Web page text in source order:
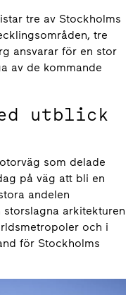
tre av Stockholms
tre
ansvarar för en stor
av de kommande
utblick
som delade
på väg att bli en
andelen
arkitekturen
och i
för Stockholms